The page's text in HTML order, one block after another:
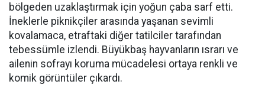
bölgeden uzaklaştırmak için yoğun çaba sarf etti.
İneklerle piknikçiler arasında yaşanan sevimli
kovalamaca, etraftaki diğer tatilciler tarafından
tebessümle izlendi. Büyükbaş hayvanların ısrarı ve
ailenin sofrayı koruma mücadelesi ortaya renkli ve
komik görüntüler çıkardı.